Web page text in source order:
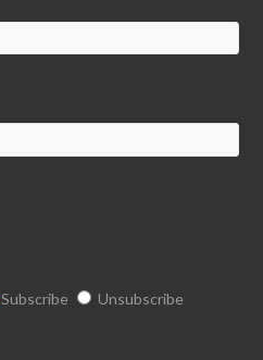
Subscribe Unsubscribe